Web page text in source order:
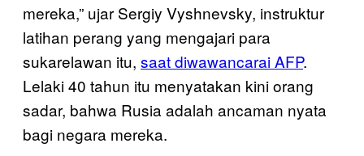
mereka,” ujar Sergiy Vyshnevsky, instruktur
latihan perang yang mengajari para
sukarelawan itu, saat diwawancarai AFP.
Lelaki 40 tahun itu menyatakan kini orang
sadar, bahwa Rusia adalah ancaman nyata
bagi negara mereka.